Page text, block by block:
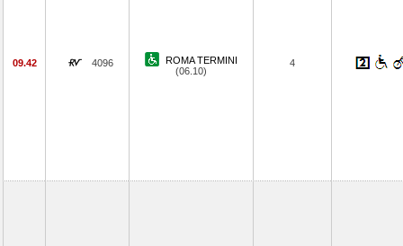
09.42 4096
ROMA TERMINI
(06.10)
4